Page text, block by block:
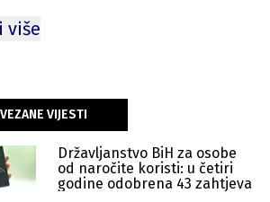
više
VIJESTI
Državljanstvo BiH za osobe
od naročite koristi: u četiri
godine odobrena 43 zahtjeva